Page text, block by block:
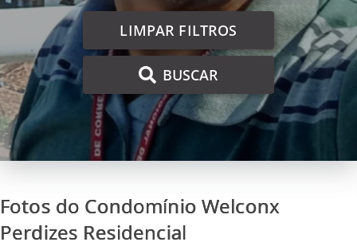
LIMPAR FILTROS
BUSCAR
Fotos do Condomínio Welconx
Perdizes Residencial